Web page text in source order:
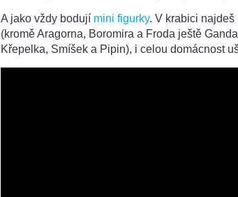
A jako vždy bodují mini figurky. V krabici najdeš
(kromě Aragorna, Boromira a Froda ještě
Křepelka, Smíšek a Pipin), i celou domácnost